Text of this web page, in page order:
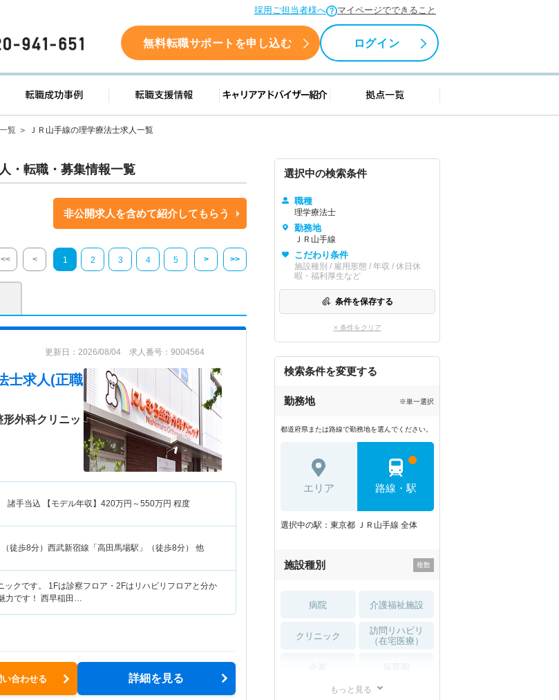
採用ご担当者様へ マイページでできること
0120-941-651 無料転職サポートを申し込む ログイン
人検索 転職成功事例 転職支援情報 キャリアアドバイザー紹介 拠点一覧
覧 ＪＲ山手線の理学療法士求人一覧
・転職・募集情報一覧
非公開求人を含めて紹介してもらう
<< < 1 2 3 4 5 > >>
更新日：2026/08/04 求人番号：9004564
士求人(正職
形外科クリニッ
諸手当込 【モデル年収】 420万円～550万円 程度
徒歩8分）西武新宿線「高田馬場駅」（徒歩8分） 他
クです。 1Fは診察フロア・2Fはリハビリフロアと分か
力です！ 西早稲田…
合わせる 詳細を見る
選択中の検索条件
職種
理学療法士
勤務地
ＪＲ山手線
こだわり条件
施設種別 / 雇用形態 / 年収 / 休日休
暇・福利厚生など
条件を保存する
× 条件をクリア
検索条件を変更する
勤務地 ※単一選択
都道府県または路線で勤務地を選んでください。
エリア 路線・駅
選択中の駅：東京都 ＪＲ山手線 全体
施設種別
病院 介護福祉施設
クリニック
訪問リハビリ
（在宅医療）
もっと見る